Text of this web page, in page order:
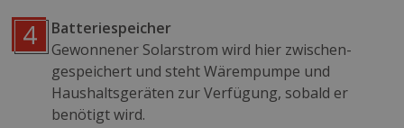
Batteriespeicher
Gewonnener Solarstrom wird hier zwischen­
gespeichert und steht Wärempumpe und
Haushaltsgeräten zur Verfügung, sobald er
benötigt wird.